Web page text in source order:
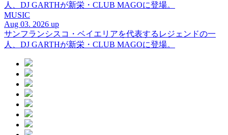
人、DJ GARTHが新栄・CLUB MAGOに登場。
MUSIC
Aug 03. 2026 up
サンフランシスコ・ベイエリアを代表するレジェンドの一
人、DJ GARTHが新栄・CLUB MAGOに登場。